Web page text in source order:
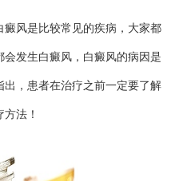
癜风是比较常见的疾病，大家都
发生白癜风，白癜风的病因是
出，患者在治疗之前一定要了解
法！